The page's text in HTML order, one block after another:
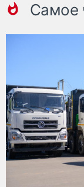
Самое